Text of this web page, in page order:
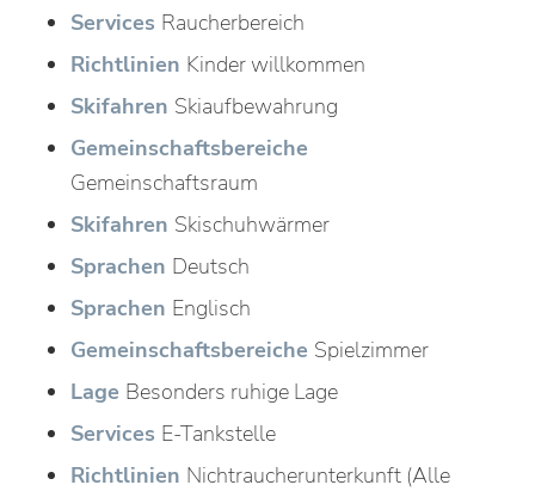
Services Raucherbereich
Richtlinien Kinder willkommen
Skifahren Skiaufbewahrung
Gemeinschaftsbereiche
Gemeinschaftsraum
Skifahren Skischuhwärmer
Sprachen Deutsch
Sprachen Englisch
Gemeinschaftsbereiche Spielzimmer
Lage Besonders ruhige Lage
Services E-Tankstelle
Richtlinien Nichtraucherunterkunft (Alle